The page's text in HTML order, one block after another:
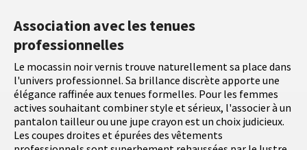
Association avec les tenues
professionnelles
Le mocassin noir vernis trouve naturellement sa place dans
l'univers professionnel. Sa brillance discrète apporte une
élégance raffinée aux tenues formelles. Pour les femmes
actives souhaitant combiner style et sérieux, l'associer à un
pantalon tailleur ou une jupe crayon est un choix judicieux.
Les coupes droites et épurées des vêtements